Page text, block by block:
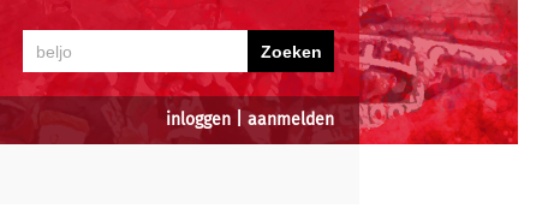
inloggen aanmelden